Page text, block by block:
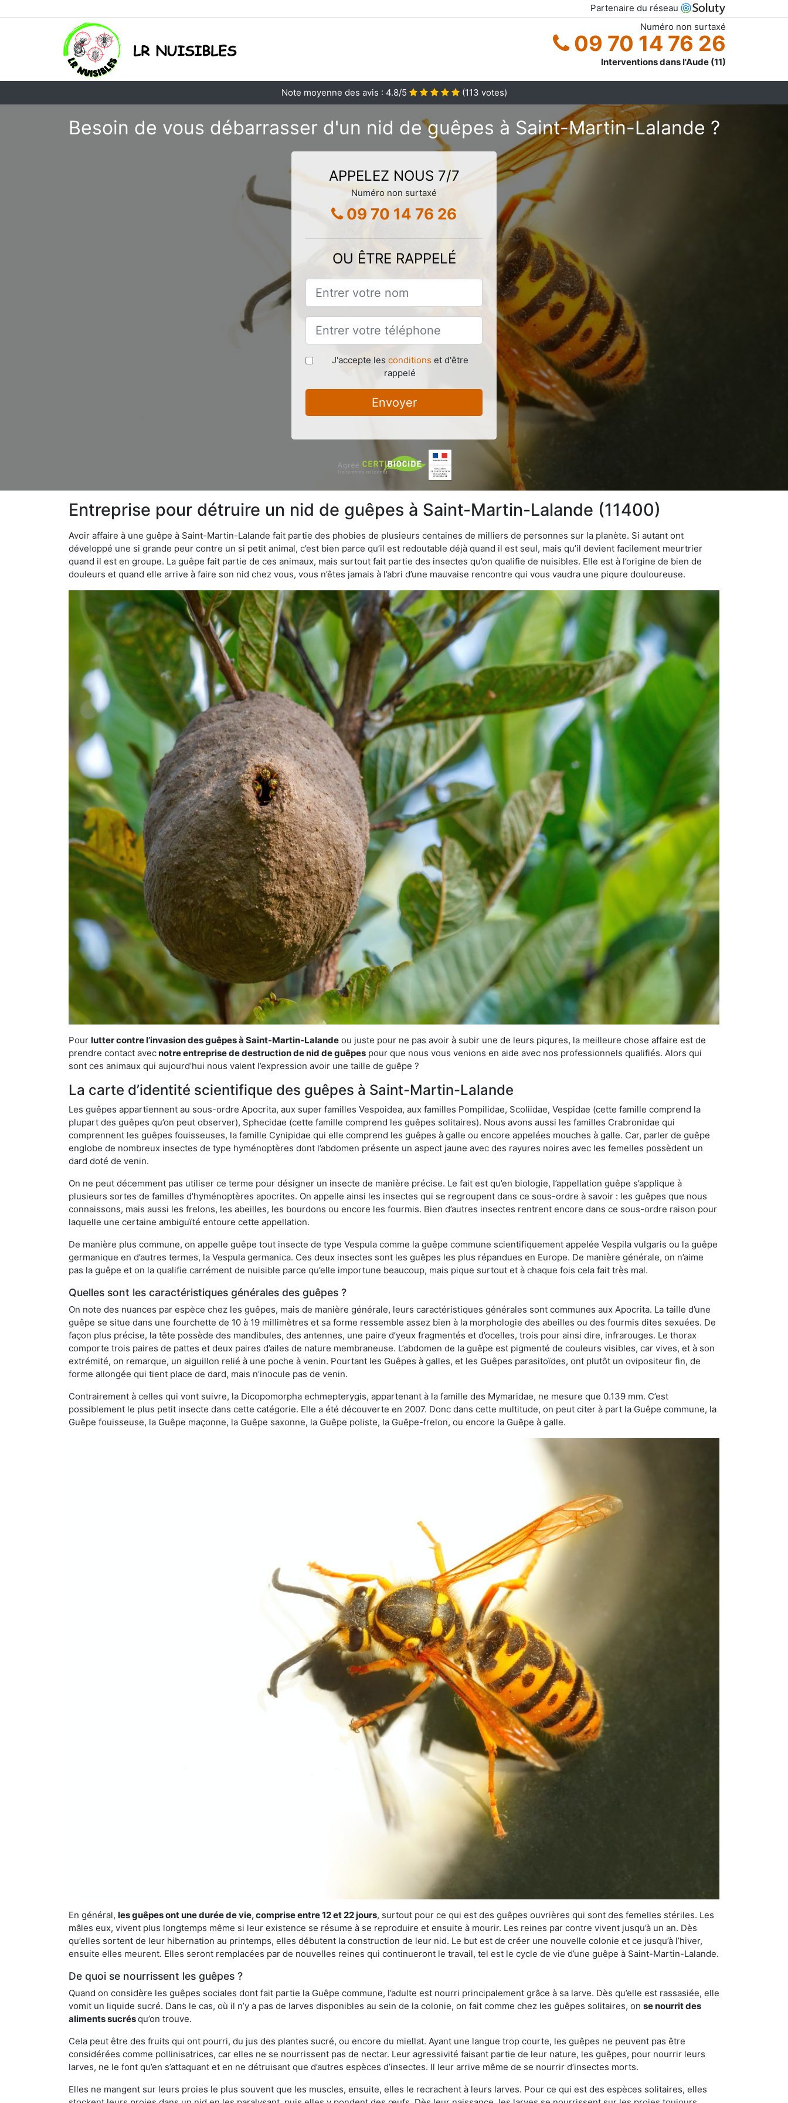
Partenaire du réseau
Numéro non surtaxé
09 70 14 76 26
Interventions dans l'Aude (11)
Note moyenne des avis : 4.8/5 (113 votes)
Besoin de vous débarrasser d'un nid de guêpes à Saint-Martin-Lalande ?
APPELEZ NOUS 7/7
Numéro non surtaxé
09 70 14 76 26
OU ÊTRE RAPPELÉ
J'accepte les conditions et d'être
rappelé
Envoyer
Entreprise pour détruire un nid de guêpes à Saint-Martin-Lalande (11400)
Avoir affaire à une guêpe à Saint-Martin-Lalande fait partie des phobies de plusieurs centaines de milliers de personnes sur la planète. Si autant ont
développé une si grande peur contre un si petit animal, c’est bien parce qu’il est redoutable déjà quand il est seul, mais qu’il devient facilement meurtrier
quand il est en groupe. La guêpe fait partie de ces animaux, mais surtout fait partie des insectes qu’on qualifie de nuisibles. Elle est à l’origine de bien de
douleurs et quand elle arrive à faire son nid chez vous, vous n’êtes jamais à l’abri d’une mauvaise rencontre qui vous vaudra une piqure douloureuse.
Pour lutter contre l’invasion des guêpes à Saint-Martin-Lalande ou juste pour ne pas avoir à subir une de leurs piqures, la meilleure chose affaire est de
prendre contact avecnotre entreprise de destruction de nid de guêpes pour que nous vous venions en aide avec nos professionnels qualifiés. Alors qui
sont ces animaux qui aujourd’hui nous valent l’expression avoir une taille de guêpe ?
La carte d’identité scientifique des guêpes à Saint-Martin-Lalande
Les guêpes appartiennent au sous-ordre Apocrita, aux super familles Vespoidea, aux familles Pompilidae, Scoliidae, Vespidae (cette famille comprend la
plupart des guêpes qu’on peut observer), Sphecidae (cette famille comprend les guêpes solitaires). Nous avons aussi les familles Crabronidae qui
comprennent les guêpes fouisseuses, la famille Cynipidae qui elle comprend les guêpes à galle ou encore appelées mouches à galle. Car, parler de guêpe
englobe de nombreux insectes de type hyménoptères dont l’abdomen présente un aspect jaune avec des rayures noires avec les femelles possèdent un
dard doté de venin.
On ne peut décemment pas utiliser ce terme pour désigner un insecte de manière précise. Le fait est qu’en biologie, l’appellation guêpe s’applique à
plusieurs sortes de familles d’hyménoptères apocrites. On appelle ainsi les insectes qui se regroupent dans ce sous-ordre à savoir : les guêpes que nous
connaissons, mais aussi les frelons, les abeilles, les bourdons ou encore les fourmis. Bien d’autres insectes rentrent encore dans ce sous-ordre raison pour
laquelle une certaine ambiguïté entoure cette appellation.
De manière plus commune, on appelle guêpe tout insecte de type Vespula comme la guêpe commune scientifiquement appelée Vespila vulgaris ou la guêpe
germanique en d’autres termes, la Vespula germanica. Ces deux insectes sont les guêpes les plus répandues en Europe. De manière générale, on n’aime
pas la guêpe et on la qualifie carrément de nuisible parce qu’elle importune beaucoup, mais pique surtout et à chaque fois cela fait très mal.
Quelles sont les caractéristiques générales des guêpes ?
On note des nuances par espèce chez les guêpes, mais de manière générale, leurs caractéristiques générales sont communes aux Apocrita. La taille d’une
guêpe se situe dans une fourchette de 10 à 19 millimètres et sa forme ressemble assez bien à la morphologie des abeilles ou des fourmis dites sexuées. De
façon plus précise, la tête possède des mandibules, des antennes, une paire d’yeux fragmentés et d’ocelles, trois pour ainsi dire, infrarouges. Le thorax
comporte trois paires de pattes et deux paires d’ailes de nature membraneuse. L’abdomen de la guêpe est pigmenté de couleurs visibles, car vives, et à son
extrémité, on remarque, un aiguillon relié à une poche à venin. Pourtant les Guêpes à galles, et les Guêpes parasitoïdes, ont plutôt un ovipositeur fin, de
forme allongée qui tient place de dard, mais n’inocule pas de venin.
Contrairement à celles qui vont suivre, la Dicopomorpha echmepterygis, appartenant à la famille des Mymaridae, ne mesure que 0.139 mm. C’est
possiblement le plus petit insecte dans cette catégorie. Elle a été découverte en 2007. Donc dans cette multitude, on peut citer à part la Guêpe commune, la
Guêpe fouisseuse, la Guêpe maçonne, la Guêpe saxonne, la Guêpe poliste, la Guêpe-frelon, ou encore la Guêpe à galle.
En général, les guêpes ont une durée de vie, comprise entre 12 et 22 jours, surtout pour ce qui est des guêpes ouvrières qui sont des femelles stériles. Les
mâles eux, vivent plus longtemps même si leur existence se résume à se reproduire et ensuite à mourir. Les reines par contre vivent jusqu’à un an. Dès
qu’elles sortent de leur hibernation au printemps, elles débutent la construction de leur nid. Le but est de créer une nouvelle colonie et ce jusqu’à l’hiver,
ensuite elles meurent. Elles seront remplacées par de nouvelles reines qui continueront le travail, tel est le cycle de vie d’une guêpe à Saint-Martin-Lalande.
De quoi se nourrissent les guêpes ?
Quand on considère les guêpes sociales dont fait partie la Guêpe commune, l’adulte est nourri principalement grâce à sa larve. Dès qu’elle est rassasiée, elle
vomit un liquide sucré. Dans le cas, où il n’y a pas de larves disponibles au sein de la colonie, on fait comme chez les guêpes solitaires, on se nourrit des
aliments sucrésqu’on trouve.
Cela peut être des fruits qui ont pourri, du jus des plantes sucré, ou encore du miellat. Ayant une langue trop courte, les guêpes ne peuvent pas être
considérées comme pollinisatrices, car elles ne se nourrissent pas de nectar. Leur agressivité faisant partie de leur nature, les guêpes, pour nourrir leurs
larves, ne le font qu’en s’attaquant et en ne détruisant que d’autres espèces d’insectes. Il leur arrive même de se nourrir d’insectes morts.
Elles ne mangent sur leurs proies le plus souvent que les muscles, ensuite, elles le recrachent à leurs larves. Pour ce qui est des espèces solitaires, elles